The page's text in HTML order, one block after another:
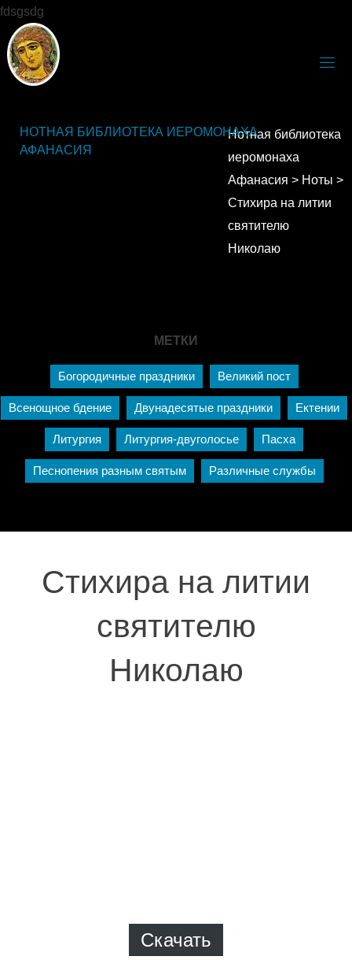
fdsgsdg
НОТНАЯ БИБЛИОТЕКА ИЕРОМОНАХА
АФАНАСИЯ
Нотная библиотека
иеромонаха
Афанасия > Ноты >
Стихира на литии
святителю
Николаю
МЕТКИ
Богородичные праздники Великий пост
Всенощное бдение Двунадесятые праздники Ектении
Литургия Литургия-двуголосье Пасха
Песнопения разным святым Различные службы
Стихира на литии
святителю
Николаю
Скачать